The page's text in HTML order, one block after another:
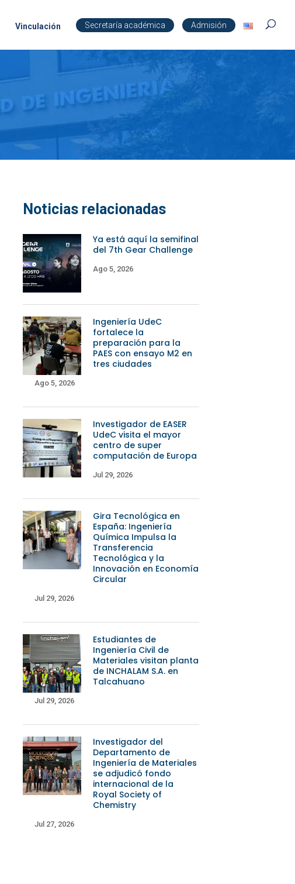
Vinculación Secretaría académica Admisión
Noticias relacionadas
Ya está aquí la semifinal
del 7th Gear Challenge
Ago 5, 2026
Ingeniería UdeC
fortalece la
preparación para la
PAES con ensayo M2 en
tres ciudades
Ago 5, 2026
Investigador de EASER
UdeC visita el mayor
centro de super
computación de Europa
Jul 29, 2026
Gira Tecnológica en
España: Ingeniería
Química Impulsa la
Transferencia
Tecnológica y la
Innovación en Economía
Circular
Jul 29, 2026
Estudiantes de
Ingeniería Civil de
Materiales visitan planta
de INCHALAM S.A. en
Talcahuano
Jul 29, 2026
Investigador del
Departamento de
Ingeniería de Materiales
se adjudicó fondo
internacional de la
Royal Society of
Chemistry
Jul 27, 2026